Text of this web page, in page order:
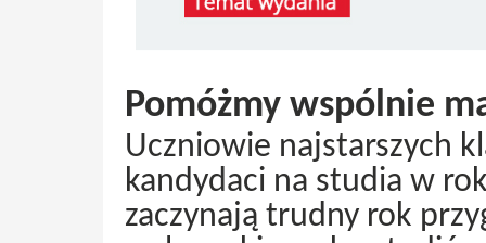
Pomóżmy wspólnie
Uczniowie najstarszych
kandydaci na studia w
zaczynają trudny rok